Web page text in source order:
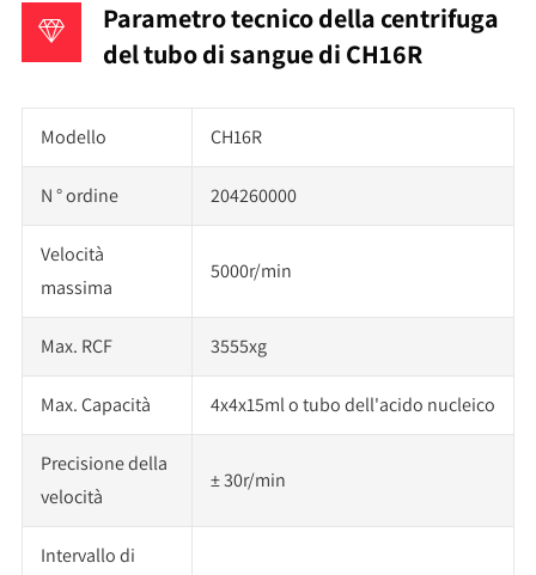
Parametro tecnico della centrifuga
del tubo di sangue di CH16R
Modello CH16R
N ° ordine 204260000
Velocità
massima
5000r/min
Max. RCF 3555xg
Max. Capacità 4x4x15ml o tubo dell'acido nucleico
Precisione della
velocità
± 30r/min
Intervallo di